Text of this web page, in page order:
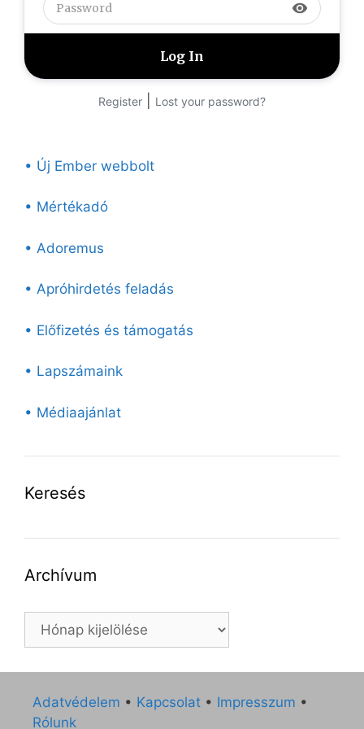
visibility
Register Lost your password?
• Új Ember webbolt
• Mértékadó
• Adoremus
• Apróhirdetés feladás
• Előfizetés és támogatás
• Lapszámaink
• Médiaajánlat
Keresés
Archívum
Archívum
Adatvédelem • Kapcsolat • Impresszum •
Rólunk